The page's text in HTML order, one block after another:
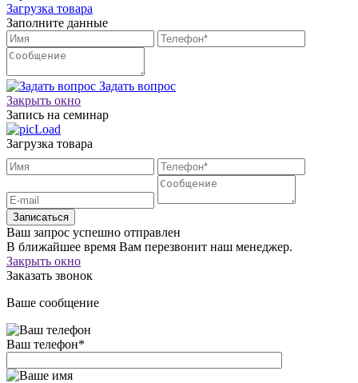
Загрузка товара
Заполните данные
Задать вопрос
Закрыть окно
Запись на семинар
Загрузка товара
Записаться
Ваш запрос успешно отправлен
В ближайшее время Вам перезвонит наш менеджер.
Закрыть окно
Заказать звонок
Ваше сообщение
Ваш телефон*